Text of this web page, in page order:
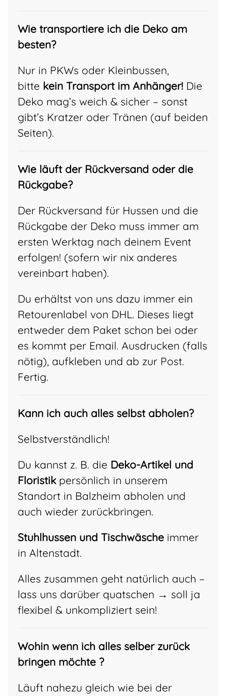
Wie transportiere ich die Deko am
besten?
Nur in PKWs oder Kleinbussen,
bitte kein Transport im Anhänger! Die
Deko mag’s weich & sicher – sonst
gibt’s Kratzer oder Tränen (auf beiden
Seiten).
Wie läuft der Rückversand oder die
Rückgabe?
Der Rückversand für Hussen und die
Rückgabe der Deko muss immer am
ersten Werktag nach deinem Event
erfolgen! (sofern wir nix anderes
vereinbart haben).
Du erhältst von uns dazu immer ein
Retourenlabel von DHL. Dieses liegt
entweder dem Paket schon bei oder
es kommt per Email. Ausdrucken (falls
nötig), aufkleben und ab zur Post.
Fertig.
Kann ich auch alles selbst abholen?
Selbstverständlich!
Du kannst z. B. die Deko-Artikel und
Floristikpersönlich in unserem
Standort in Balzheim abholen und
auch wieder zurückbringen.
Stuhlhussen und Tischwäsche immer
in Altenstadt.
Alles zusammen geht natürlich auch –
lass uns darüber quatschen → soll ja
flexibel & unkompliziert sein!
Wohin wenn ich alles selber zurück
bringen möchte ?
Läuft nahezu gleich wie bei der